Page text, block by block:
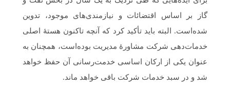
گاز بر اساس اقتضائات و نیازمندی‌های موجود، تدوین
شده‌است. البته باید تأکید کرد که آنچه تاکنون هستۀ اصلی
خدمات‌دهی شرکت مشاورۀ مدیریت بوده‌است، همچنان به
عنوان یکی از ارکان اساسی خدمت‌رسانی آن حفظ خواهد
شد و در سبد خدمات شرکت باقی خواهد ماند.